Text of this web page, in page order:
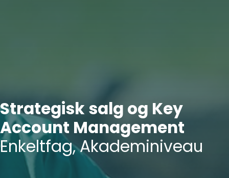
Strategisk salg og Key
Account Management
Enkeltfag, Akademiniveau